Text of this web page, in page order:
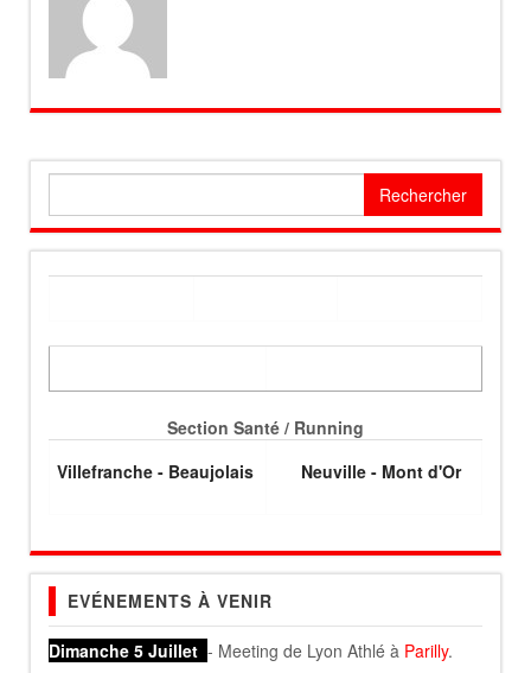
Section Santé / Running
Villefranche - Beaujolais
Neuville - Mont d'Or
EVÉNEMENTS À VENIR
Dimanche 5 Juillet - Meeting de Lyon Athlé à Parilly.